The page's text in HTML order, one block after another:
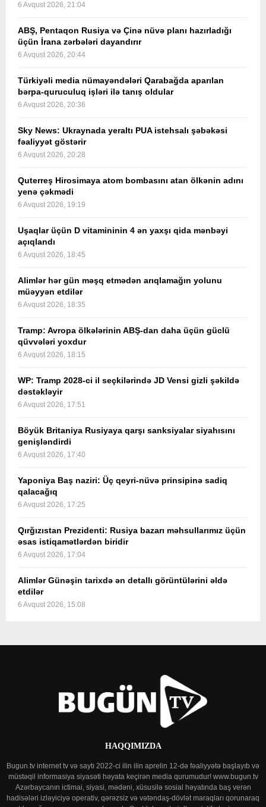
6 Avqust 2026, 21:04
ABŞ, Pentaqon Rusiya və Çinə nüvə planı hazırladığı
üçün İrana zərbələri dayandırır
6 Avqust 2026, 20:44
Türkiyəli media nümayəndələri Qarabağda aparılan
bərpa-quruculuq işləri ilə tanış oldular
6 Avqust 2026, 20:36
Sky News: Ukraynada yeraltı PUA istehsalı şəbəkəsi
fəaliyyət göstərir
6 Avqust 2026, 20:28
Quterreş Hirosimaya atom bombasını atan ölkənin adını
yenə çəkmədi
6 Avqust 2026, 19:19
Uşaqlar üçün D vitamininin 4 ən yaxşı qida mənbəyi
açıqlandı
6 Avqust 2026, 18:45
Alimlər hər gün məşq etmədən arıqlamağın yolunu
müəyyən etdilər
6 Avqust 2026, 18:35
Tramp: Avropa ölkələrinin ABŞ-dan daha üçün güclü
qüvvələri yoxdur
6 Avqust 2026, 18:15
WP: Tramp 2028-ci il seçkilərində JD Vensi gizli şəkildə
dəstəkləyir
6 Avqust 2026, 17:51
Böyük Britaniya Rusiyaya qarşı sanksiyalar siyahısını
genişləndirdi
6 Avqust 2026, 17:40
Yaponiya Baş naziri: Üç qeyri-nüvə prinsipinə sadiq
qalacağıq
6 Avqust 2026, 17:25
Qırğızıstan Prezidenti: Rusiya bazarı məhsullarımız üçün
əsas istiqamətlərdən biridir
6 Avqust 2026, 17:04
Alimlər Günəşin tarixdə ən detallı görüntülərini əldə
etdilər
6 Avqust 2026, 15:08
HAQQIMIZDA
Bugun.tv internet tv və saytı 2022-ci ilin ilin aprelin 12-də fəaliyyətə başlayıb və
müstəqil informasiya siyasəti həyata keçirən media qurumudur! www.bugun.tv
Azərbaycanın ictimai, siyasi, mədəni, xüsusilə sosial həyatında baş verən
hadisələri izləyiciyə operativ, qərəzsiz və vətəndaş-dövlət maraqları qorunaraq